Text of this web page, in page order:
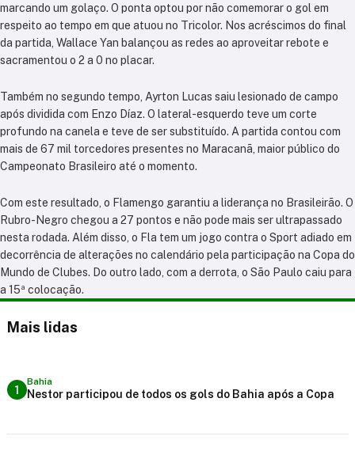
marcando um golaço. O ponta optou por não comemorar o gol em
respeito ao tempo em que atuou no Tricolor. Nos acréscimos do final
da partida, Wallace Yan balançou as redes ao aproveitar rebote e
sacramentou o 2 a 0 no placar.
Também no segundo tempo, Ayrton Lucas saiu lesionado de campo
após dividida com Enzo Díaz. O lateral-esquerdo teve um corte
profundo na canela e teve de ser substituído. A partida contou com
mais de 67 mil torcedores presentes no Maracanã, maior público do
Campeonato Brasileiro até o momento.
Com este resultado, o Flamengo garantiu a liderança no Brasileirão. O
Rubro-Negro chegou a 27 pontos e não pode mais ser ultrapassado
nesta rodada. Além disso, o Fla tem um jogo contra o Sport adiado em
decorrência de alterações no calendário pela participação na Copa do
Mundo de Clubes. Do outro lado, com a derrota, o São Paulo caiu para
a 15ª colocação.
Mais lidas
1
Bahia
Nestor participou de todos os gols do Bahia após a Copa